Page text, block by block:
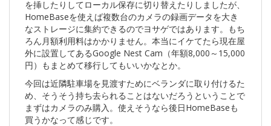
を挿したりしてローカル保存に切り替えたりしましたが、
HomeBaseを使えば複数台のカメラの録画データを大き
なストレージに集約できるのでヨサゲではあります。もち
ろん月額利用料はかかりません。本当にイケてたら現在屋
外に設置してあるGoogle Nest Cam（年額8,000～15,000
円）もまとめて移行してもいいかなとか。
今回は近隣駐車場を見渡すためにベランダに取り付けるた
め、そうそう持ち去られることはないだろうということで
まずはカメラのみ購入。使えそうなら後日HomeBaseも
買うかなって感じです。